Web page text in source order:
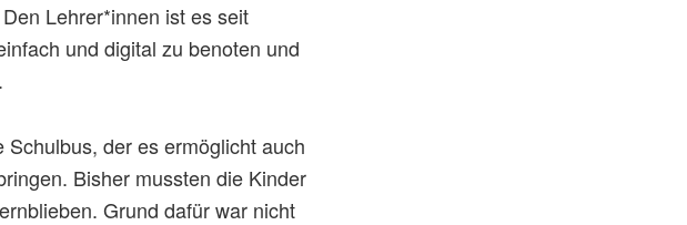
Lehrer*innen ist es seit
und digital zu benoten und
der es ermöglicht auch
Bisher mussten die Kinder
Grund dafür war nicht